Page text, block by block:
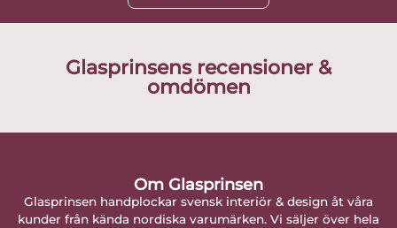
Glasprinsens recensioner &
omdömen
Om Glasprinsen
Glasprinsen handplockar svensk interiör & design åt våra
kunder från kända nordiska varumärken. Vi säljer över hela